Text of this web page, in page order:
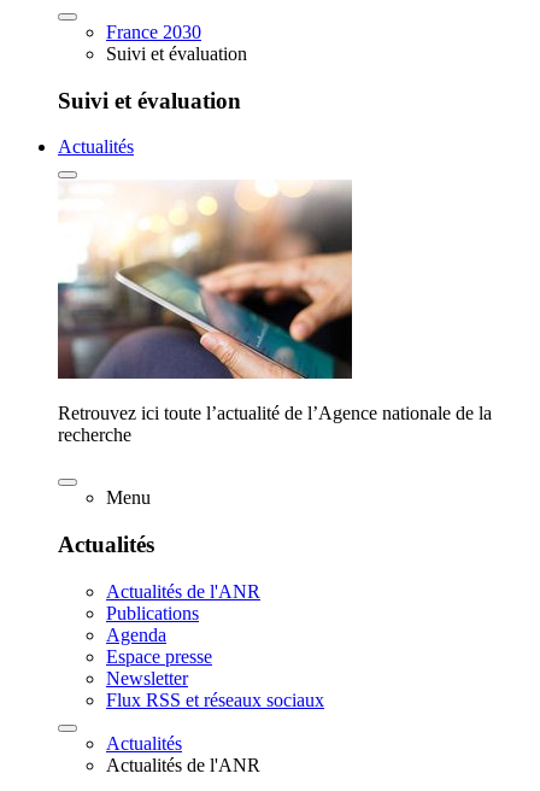
France 2030
Suivi et évaluation
Suivi et évaluation
Actualités
Retrouvez ici toute l’actualité de l’Agence nationale de la
recherche
Menu
Actualités
Actualités de l'ANR
Publications
Agenda
Espace presse
Newsletter
Flux RSS et réseaux sociaux
Actualités
Actualités de l'ANR